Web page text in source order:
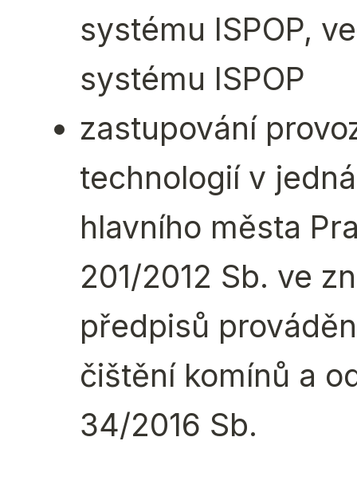
systému ISPOP,
systému ISPOP
zastupování
technologií v
hlavního města
201/2012 Sb. ve
předpisů
čištění komínů a
34/2016 Sb.